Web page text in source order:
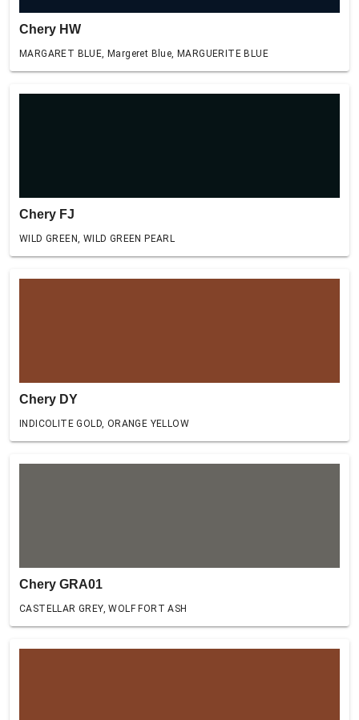
Chery HW
MARGARET BLUE, Margeret Blue, MARGUERITE BLUE
Chery FJ
WILD GREEN, WILD GREEN PEARL
Chery DY
INDICOLITE GOLD, ORANGE YELLOW
Chery GRA01
CASTELLAR GREY, WOLF FORT ASH